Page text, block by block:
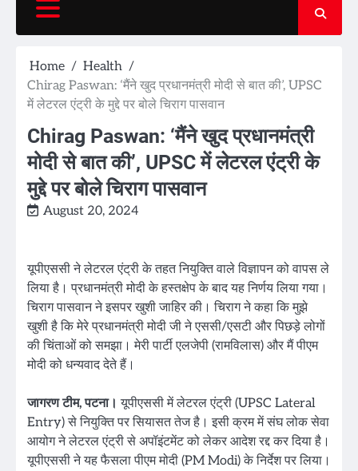
Home
Health
Chirag Paswan: ‘मैंने खुद प्रधानमंत्री मोदी से बात की’, UPSC
में लेटरल एंट्री के मुद्दे पर बोले चिराग पासवान
Chirag Paswan: ‘मैंने खुद प्रधानमंत्री
मोदी से बात की’, UPSC में लेटरल एंट्री के
मुद्दे पर बोले चिराग पासवान
August 20, 2024
यूपीएससी ने लेटरल एंट्री के तहत नियुक्ति वाले विज्ञापन को वापस ले
लिया है। प्रधानमंत्री मोदी के हस्तक्षेप के बाद यह निर्णय लिया गया।
चिराग पासवान ने इसपर खुशी जाहिर की। चिराग ने कहा कि मुझे
खुशी है कि मेरे प्रधानमंत्री मोदी जी ने एससी/एसटी और पिछड़े लोगों
की चिंताओं को समझा। मेरी पार्टी एलजेपी (रामविलास) और मैं पीएम
मोदी को धन्यवाद देते हैं।
जागरण टीम, पटना। यूपीएससी में लेटरल एंट्री (UPSC Lateral
Entry) से नियुक्ति पर सियासत तेज है। इसी क्रम में संघ लोक सेवा
आयोग ने लेटरल एंट्री से अपॉइंटमेंट को लेकर आदेश रद्द कर दिया है।
यूपीएससी ने यह फैसला पीएम मोदी (PM Modi) के निर्देश पर लिया।